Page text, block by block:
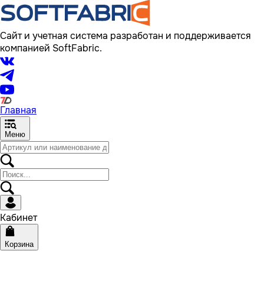
Сайт и учетная система разработан и поддерживается
компанией SoftFabric.
Главная
Меню
Кабинет
Корзина